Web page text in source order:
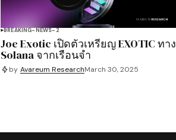
BREAKING-NEWS-2
Joe Exotic เปิดตัวเหรียญ EXOTIC ทาง
Solana จากเรือนจำ
by Avareum ResearchMarch 30, 2025